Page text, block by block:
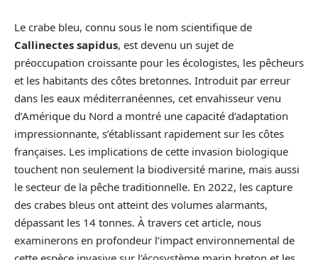
Le crabe bleu, connu sous le nom scientifique de
Callinectes sapidus, est devenu un sujet de
préoccupation croissante pour les écologistes, les pêcheurs
et les habitants des côtes bretonnes. Introduit par erreur
dans les eaux méditerranéennes, cet envahisseur venu
d’Amérique du Nord a montré une capacité d’adaptation
impressionnante, s’établissant rapidement sur les côtes
françaises. Les implications de cette invasion biologique
touchent non seulement la biodiversité marine, mais aussi
le secteur de la pêche traditionnelle. En 2022, les capture
des crabes bleus ont atteint des volumes alarmants,
dépassant les 14 tonnes. À travers cet article, nous
examinerons en profondeur l’impact environnemental de